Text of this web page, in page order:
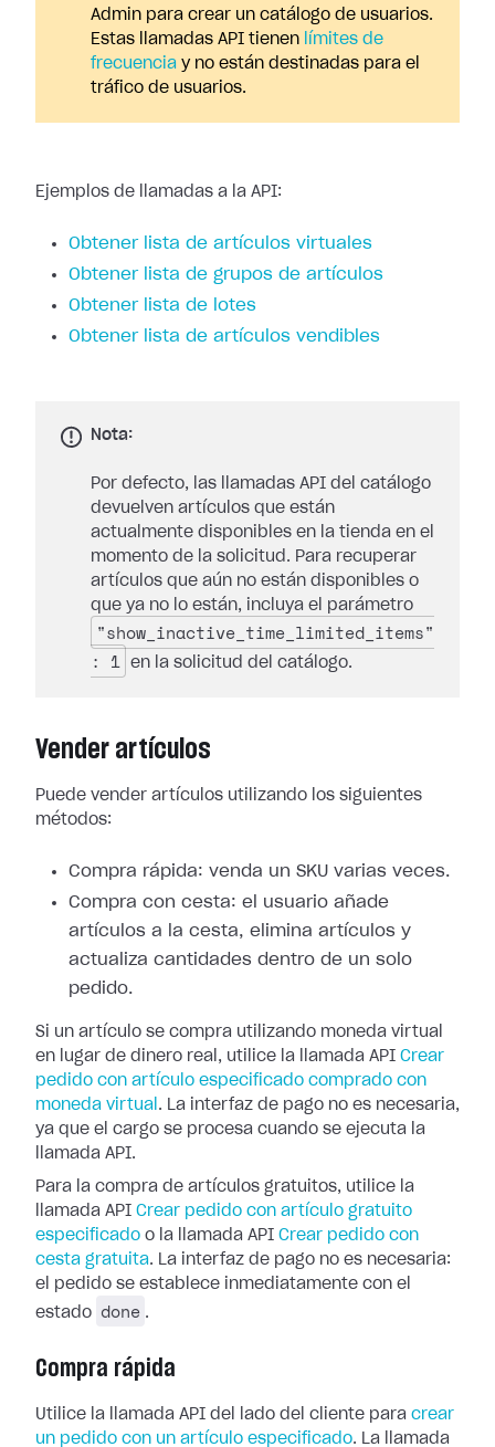
Admin para crear un catálogo de usuarios.
Estas llamadas API tienen
límites de
frecuencia y no están destinadas para el
tráfico de usuarios.
Ejemplos de llamadas a la API:
Obtener lista de artículos virtuales
Obtener lista de grupos de artículos
Obtener lista de lotes
Obtener lista de artículos vendibles
Nota:
Por defecto, las llamadas API del catálogo
devuelven artículos que están
actualmente disponibles en la tienda en el
momento de la solicitud. Para recuperar
artículos que aún no están disponibles o
que ya no lo están, incluya el parámetro
"show_inactive_time_limited_items"
: 1
en la solicitud del catálogo.
Vender artículos
Puede vender artículos utilizando los siguientes
métodos:
Compra rápida: venda un SKU varias veces.
Compra con cesta: el usuario añade
artículos a la cesta, elimina artículos y
actualiza cantidades dentro de un solo
pedido.
Si un artículo se compra utilizando moneda virtual
en lugar de dinero real, utilice la llamada API Crear
pedido con artículo especificado comprado con
moneda virtual . La interfaz de pago no es necesaria,
ya que el cargo se procesa cuando se ejecuta la
llamada API.
Para la compra de artículos gratuitos, utilice la
llamada API Crear pedido con artículo gratuito
especificado o la llamada API Crear pedido con
cesta gratuita. La interfaz de pago no es necesaria:
el pedido se establece inmediatamente con el
estado
done .
Compra rápida
Utilice la llamada API del lado del cliente para crear
un pedido con un artículo especificado. La llamada